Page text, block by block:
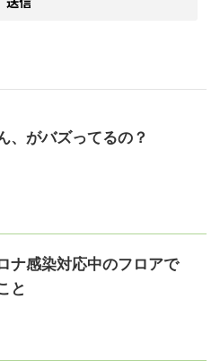
、がバズってるの？
ナ感染対応中のフロアで
と